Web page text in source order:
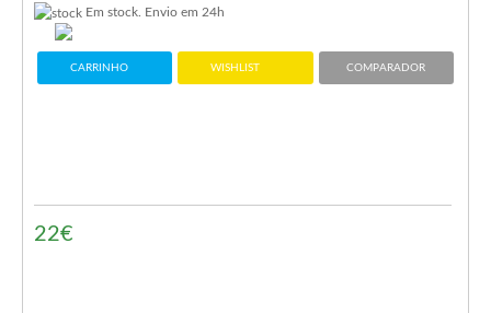
Em stock. Envio em 24h
CARRINHO WISHLIST COMPARADOR
22€